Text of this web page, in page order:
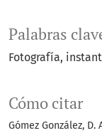
Palabras
Fotografía
Cómo citar
Gómez González,